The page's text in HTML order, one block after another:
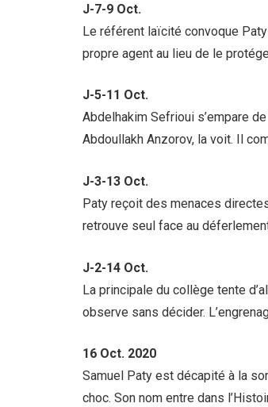
J-7-9 Oct.
Le référent laïcité convoque
propre agent au lieu de le
J-5-11 Oct.
Abdelhakim Sefrioui s’empare
Abdoullakh Anzorov, la voit. Il
J-3-13 Oct.
Paty reçoit des menaces
retrouve seul face au
J-2-14 Oct.
La principale du collège tente
observe sans décider.
16 Oct. 2020
Samuel Paty est décapité à la
choc. Son nom entre dans